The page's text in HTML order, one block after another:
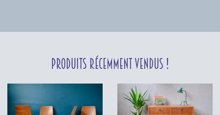
Produits récemment vendus !